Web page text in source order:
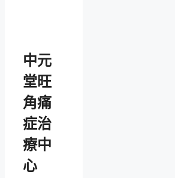
中元
堂旺
角痛
症治
療中
心